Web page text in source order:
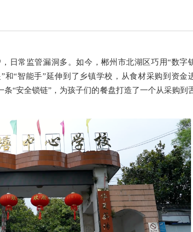
日常监管漏洞多。如今，郴州市北湖区巧用“数字
和“智能手”延伸到了乡镇学校，从食材采购到资金
“安全锁链”，为孩子们的餐盘打造了一个从采购到